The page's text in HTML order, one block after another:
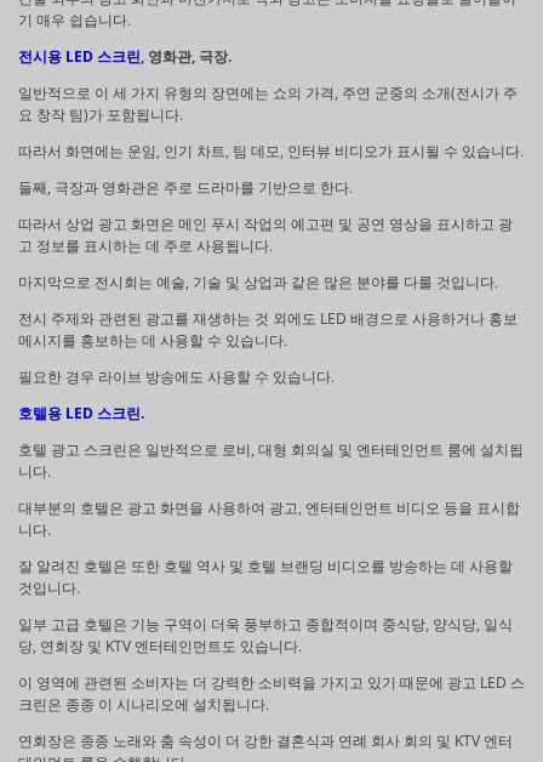
기 매우 쉽습니다.
전시용 LED 스크린, 영화관, 극장.
일반적으로 이 세 가지 유형의 장면에는 쇼의 가격, 주연 군중의 소개(전시가 주
요 창작 팀)가 포함됩니다.
따라서 화면에는 운임, 인기 차트, 팀 데모, 인터뷰 비디오가 표시될 수 있습니다.
둘째, 극장과 영화관은 주로 드라마를 기반으로 한다.
따라서 상업 광고 화면은 메인 푸시 작업의 예고편 및 공연 영상을 표시하고 광
고 정보를 표시하는 데 주로 사용됩니다.
마지막으로 전시회는 예술, 기술 및 상업과 같은 많은 분야를 다룰 것입니다.
전시 주제와 관련된 광고를 재생하는 것 외에도 LED 배경으로 사용하거나 홍보
메시지를 홍보하는 데 사용할 수 있습니다.
필요한 경우 라이브 방송에도 사용할 수 있습니다.
호텔용 LED 스크린.
호텔 광고 스크린은 일반적으로 로비, 대형 회의실 및 엔터테인먼트 룸에 설치됩
니다.
대부분의 호텔은 광고 화면을 사용하여 광고, 엔터테인먼트 비디오 등을 표시합
니다.
잘 알려진 호텔은 또한 호텔 역사 및 호텔 브랜딩 비디오를 방송하는 데 사용할
것입니다.
일부 고급 호텔은 기능 구역이 더욱 풍부하고 종합적이며 중식당, 양식당, 일식
당, 연회장 및 KTV 엔터테인먼트도 있습니다.
이 영역에 관련된 소비자는 더 강력한 소비력을 가지고 있기 때문에 광고 LED 스
크린은 종종 이 시나리오에 설치됩니다.
연회장은 종종 노래와 춤 속성이 더 강한 결혼식과 연례 회사 회의 및 KTV 엔터